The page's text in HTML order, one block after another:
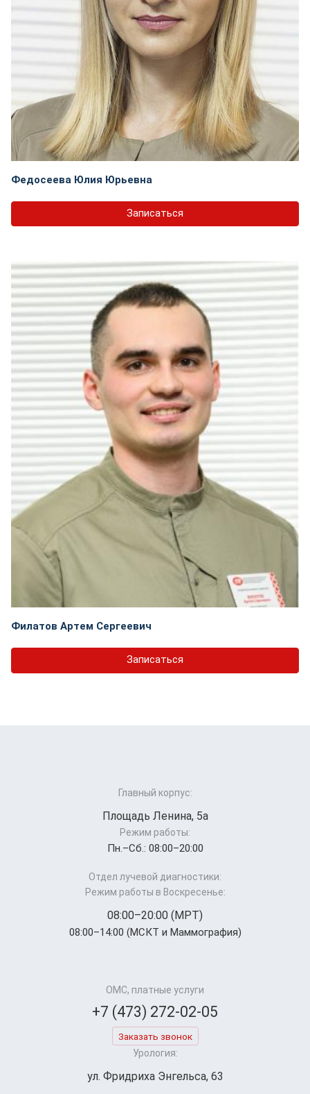
Федосеева Юлия Юрьевна
Записаться
Филатов Артем Сергеевич
Записаться
Главный корпус:
Площадь Ленина, 5а
Режим работы:
Пн.–Cб.: 08:00–20:00
Отдел лучевой диагностики:
Режим работы в Воскресенье:
08:00–20:00 (МРТ)
08:00–14:00 (МСКТ и Маммография)
ОМС, платные услуги
+7 (473) 272-02-05
Заказать звонок
Урология:
ул. Фридриха Энгельса, 63